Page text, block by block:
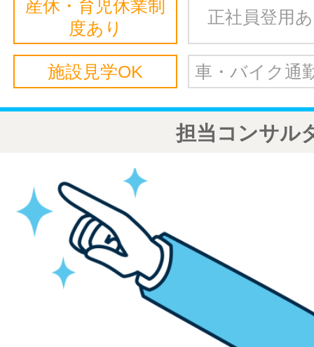
産休・育児休業制
度あり
正社員登用
施設見学OK 車・バイク通
担当コンサル